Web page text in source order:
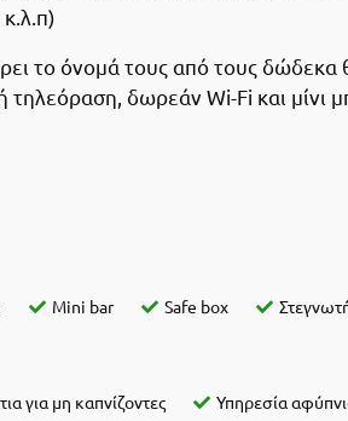
κ.λ.π)
το όνομά τους από τους δώδεκα
δωρεάν Wi-Fi και μίνι
Mini bar Safe box
για μη καπνίζοντες
Υπηρεσία